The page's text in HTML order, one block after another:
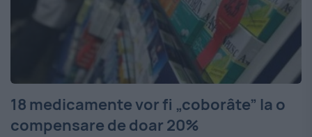
18 medicamente vor fi „coborâte” la o
compensare de doar 20%